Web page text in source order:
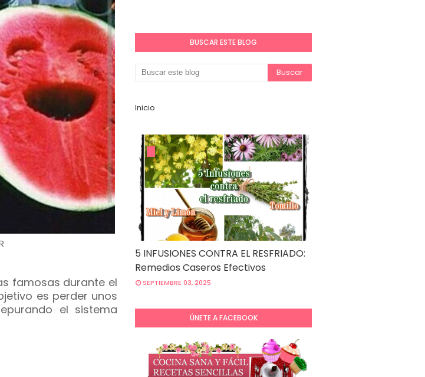
famosas durante el
es perder unos
el sistema
BUSCAR ESTE BLOG
Inicio
5 INFUSIONES CONTRA EL RESFRIADO:
Remedios Caseros Efectivos
SEPTIEMBRE 03, 2025
ÚNETE A FACEBOOK